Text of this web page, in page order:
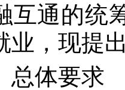
互通的统
业，现提
总体要求